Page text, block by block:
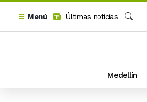
Menú
Últimas noticias
Medellín